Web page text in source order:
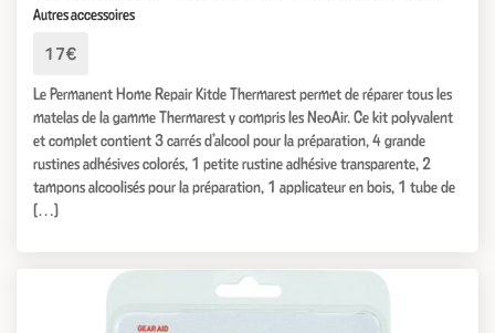
Autres accessoires
17€
Le Permanent Home Repair Kitde Thermarest permet de réparer tous les
matelas de la gamme Thermarest y compris les NeoAir. Ce kit polyvalent
et complet contient 3 carrés d’alcool pour la préparation, 4 grande
rustines adhésives colorés, 1 petite rustine adhésive transparente, 2
tampons alcoolisés pour la préparation, 1 applicateur en bois, 1 tube de
[…]